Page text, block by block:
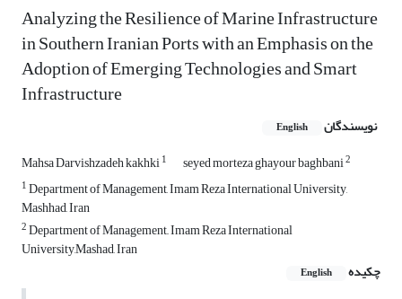
Analyzing the Resilience of Marine Infrastructure
in Southern Iranian Ports with an Emphasis on the
Adoption of Emerging Technologies and Smart
Infrastructure
نویسندگان English
Mahsa Darvishzadeh kakhki1 seyed morteza ghayour baghbani2
1Department of Management, Imam Reza International University,
Mashhad, Iran
2Department of Management,, Imam Reza International
University,Mashad, Iran
چکیده
English